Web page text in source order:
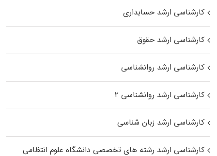
کارشناسی ارشد حسابداری
کارشناسی ارشد حقوق
کارشناسی ارشد روانشناسی
کارشناسی ارشد روانشناسی ۲
کارشناسی ارشد زبان شناسی
کارشناسی ارشد رﺷﺘﻪ ﻫﺎی تخصصی داﻧﺸﮕﺎه ﻋﻠﻮم انتظامی